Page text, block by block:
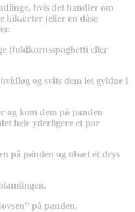
hvis det handler om
kikærter (eller en dåse
(fuldkornsspaghetti eller
og svits dem let gyldne i
og kom dem på panden
hele yderligere et par
på panden og tilsæt et drys
på panden.